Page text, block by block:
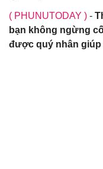
( PHUNUTODAY ) -
bạn không ngừng
được quý nhân giúp